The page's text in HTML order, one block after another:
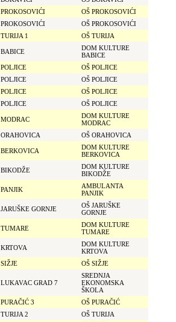
PROKOSOVIĆI
OŠ PROKOSOVIĆI
PROKOSOVIĆI
OŠ PROKOSOVIĆI
TURIJA 1 OŠ TURIJA
BABICE
DOM KULTURE
BABICE
POLJICE
OŠ POLJICE
POLJICE
OŠ POLJICE
POLJICE
OŠ POLJICE
POLJICE OŠ POLJICE
MODRAC
DOM KULTURE
MODRAC
ORAHOVICA OŠ ORAHOVICA
BERKOVICA
DOM KULTURE
BERKOVICA
BIKODŽE
DOM KULTURE
BIKODŽE
PANJIK
AMBULANTA
PANJIK
JARUŠKE GORNJE
OŠ JARUŠKE
GORNJE
TUMARE
DOM KULTURE
TUMARE
KRTOVA
DOM KULTURE
KRTOVA
SIŽJE OŠ SIŽJE
LUKAVAC GRAD 7
SREDNJA
EKONOMSKA
ŠKOLA
PURAČIĆ 3
OŠ PURAČIĆ
TURIJA 2 OŠ TURIJA